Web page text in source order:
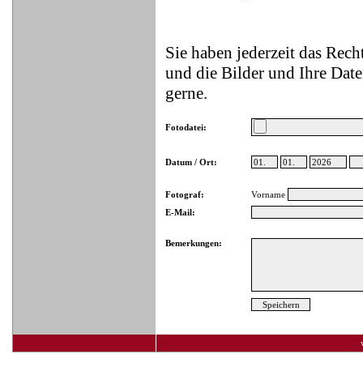
Sie haben jederzeit das
und die Bilder und Ihre
gerne.
Fotodatei:
Datum / Ort:
Fotograf:
Vorname
E-Mail:
Bemerkungen: